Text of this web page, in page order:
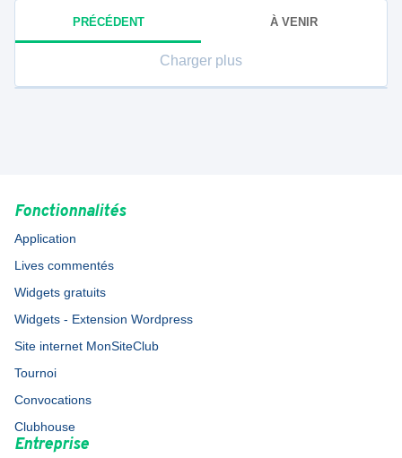
PRÉCÉDENT À VENIR
Charger plus
Fonctionnalités
Application
Lives commentés
Widgets gratuits
Widgets - Extension Wordpress
Site internet MonSiteClub
Tournoi
Convocations
Clubhouse
Entreprise